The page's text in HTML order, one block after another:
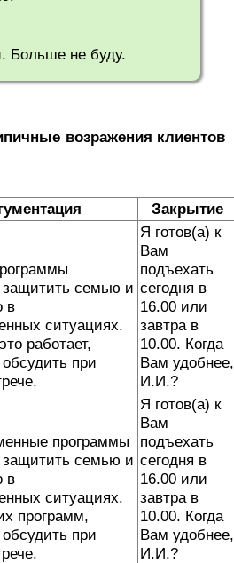
Больше не буду.
возражения клиентов
Закрытие
защитить семью и
в
ситуациях.
работает,
при
Я готов(а) к
Вам
подъехать
сегодня в
16.00 или
завтра в
10.00. Когда
Вам удобнее,
И.И.?
программы
защитить семью и
в
ситуациях.
программ,
при
Я готов(а) к
Вам
подъехать
сегодня в
16.00 или
завтра в
10.00. Когда
Вам удобнее,
И.И.?